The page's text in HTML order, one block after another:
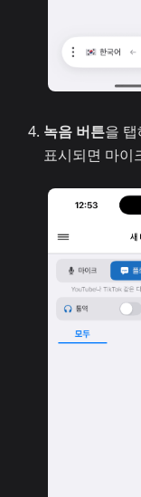
녹음 버튼을
표시되면 마이